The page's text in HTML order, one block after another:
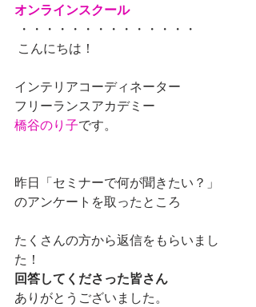
オンラインスクール
・・・・・・・・・・・・・・
こんにちは！
インテリアコーディネーター
フリーランスアカデミー
橋谷のり子です。
昨日「セミナーで何が聞きたい？」
のアンケートを取ったところ
たくさんの方から返信をもらいまし
た！
回答してくださった皆さん
ありがとうございました。